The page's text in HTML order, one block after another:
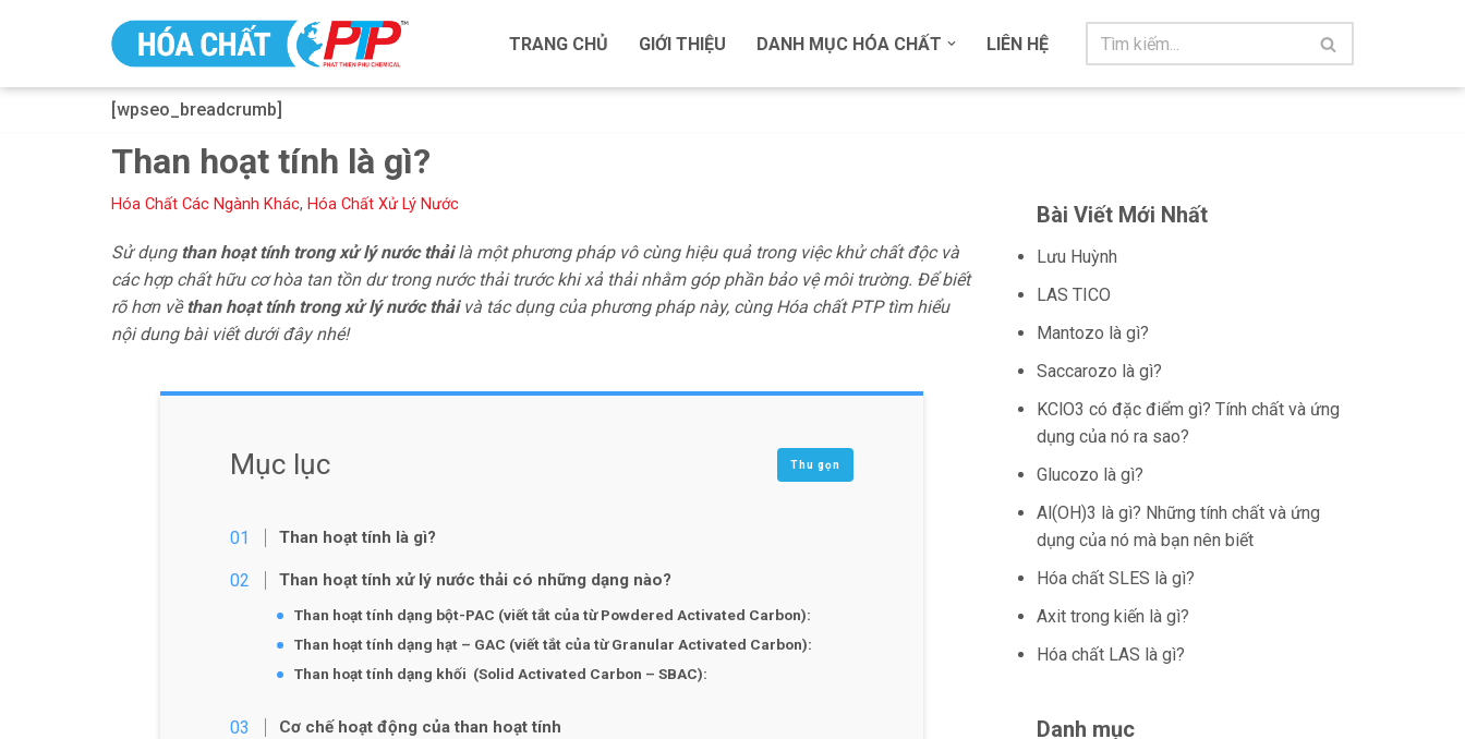
tới
TRANG CHỦ GIỚI THIỆU DANH MỤC HÓA CHẤT LIÊN HỆ
[wpseo_breadcrumb]
Than hoạt tính là gì?
Hóa Chất Các Ngành Khác, Hóa Chất Xử Lý Nước
Sử dụng than hoạt tính trong xử lý nước thảilà một phương pháp vô cùng hiệu quả trong việc khử chất độc và
các hợp chất hữu cơ hòa tan tồn dư trong nước thải trước khi xả thải nhằm góp phần bảo vệ môi trường. Để biết
rõ hơn vềthan hoạt tính trong xử lý nước thảivà tác dụng của phương pháp này, cùng Hóa chất PTP tìm hiểu
nội dung bài viết dưới đây nhé!
Thu gọn
Mục lục
Than hoạt tính là gì?
Than hoạt tính xử lý nước thải có những dạng nào?
Than hoạt tính dạng bột-PAC (viết tắt của từ Powdered Activated Carbon):
Than hoạt tính dạng hạt – GAC (viết tắt của từ Granular Activated Carbon):
Than hoạt tính dạng khối (Solid Activated Carbon – SBAC):
Cơ chế hoạt động của than hoạt tính
Bài Viết Mới Nhất
Lưu Huỳnh
LAS TICO
Mantozo là gì?
Saccarozo là gì?
KClO3 có đặc điểm gì? Tính chất và ứng
dụng của nó ra sao?
Glucozo là gì?
Al(OH)3 là gì? Những tính chất và ứng
dụng của nó mà bạn nên biết
Hóa chất SLES là gì?
Axit trong kiến là gì?
Hóa chất LAS là gì?
Danh mục